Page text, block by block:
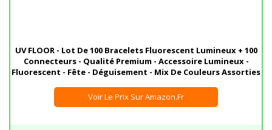
UV FLOOR - Lot De 100 Bracelets Fluorescent Lumineux + 100
Connecteurs - Qualité Premium - Accessoire Lumineux -
Fluorescent - Fête - Déguisement - Mix De Couleurs Assorties
Voir Le Prix Sur Amazon.fr